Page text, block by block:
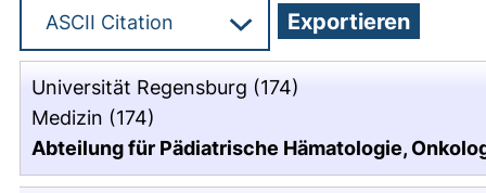
Universität Regensburg (174)
Medizin (174)
Abteilung für Pädiatrische Hämatologie,